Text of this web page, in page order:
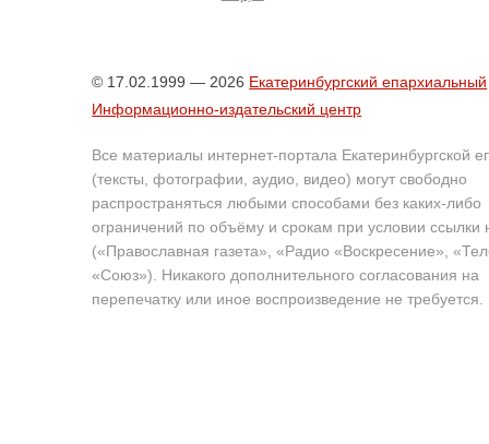
© 17.02.1999 — 2026 Екатеринбургский епархиальный
Информационно-издательский центр
Все материалы интернет-портала Екатеринбургской
(тексты, фотографии, аудио, видео) могут свободно
распространяться любыми способами без каких-либо
ограничений по объёму и срокам при условии ссылки
(«Православная газета», «Радио «Воскресение»,
«Союз»). Никакого дополнительного согласования на
перепечатку или иное воспроизведение не требуется.